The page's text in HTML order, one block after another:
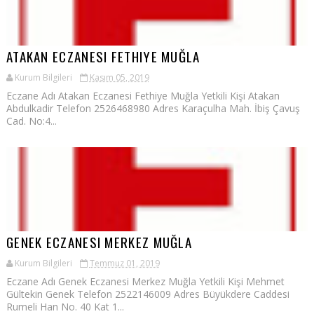
ATAKAN ECZANESI FETHIYE MUĞLA
Kurum Bilgileri Kasım 05, 2019
Eczane Adı Atakan Eczanesi Fethiye Muğla Yetkili Kişi Atakan
Abdulkadir Telefon 2526468980 Adres Karaçulha Mah. İbiş Çavuş
Cad. No:4...
GENEK ECZANESI MERKEZ MUĞLA
Kurum Bilgileri Temmuz 01, 2019
Eczane Adı Genek Eczanesi Merkez Muğla Yetkili Kişi Mehmet
Gültekin Genek Telefon 2522146009 Adres Büyükdere Caddesi
Rumeli Han No. 40 Kat 1...